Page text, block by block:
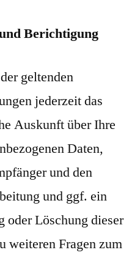
Berichtigung
geltenden
jederzeit das
Auskunft über Ihre
Daten,
und den
und ggf. ein
oder Löschung dieser
weiteren Fragen zum